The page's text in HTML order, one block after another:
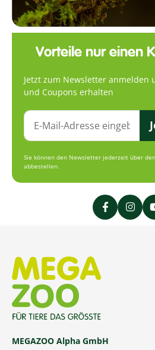
Vorteile nur einen
Jetzt zum Newsletter anmelden
und Coupons erhalten
Sie können den Newsletter jederzeit über
abbestellen.
MEGAZOO Alpha GmbH